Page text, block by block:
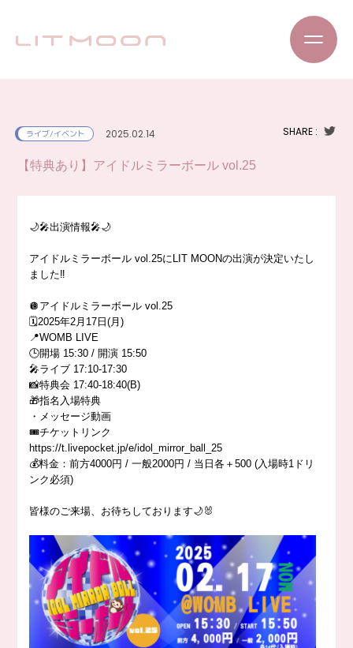
ライブ/イベント 2025.02.14 SHARE :
【特典あり】アイドルミラーボール vol.25
🌙🎤出演情報🎤🌙
アイドルミラーボール vol.25にLIT MOONの出演が決定いたし
ました‼️
🪩アイドルミラーボール vol.25
🗓️2025年2月17日(月)
📍WOMB LIVE
🕒開場 15:30 / 開演 15:50
🎤ライブ 17:10-17:30
📸特典会 17:40-18:40(B)
🎁指名入場特典
・メッセージ動画
🎟️チケットリンク
https://t.livepocket.jp/e/idol_mirror_ball_25
💰料金：前方4000円 / 一般2000円 / 当日各＋500 (入場時1ドリ
ンク必須)
皆様のご来場、お待ちしております🌙🐰